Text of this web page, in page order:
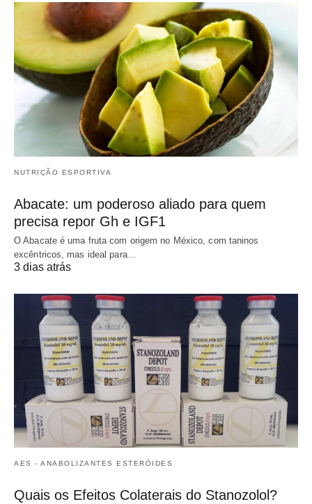
NUTRIÇÃO ESPORTIVA
Abacate: um poderoso aliado para quem
precisa repor Gh e IGF1
O Abacate é uma fruta com origem no México, com taninos
excêntricos, mas ideal para…
3 dias atrás
AES - ANABOLIZANTES ESTERÓIDES
Quais os Efeitos Colaterais do Stanozolol?